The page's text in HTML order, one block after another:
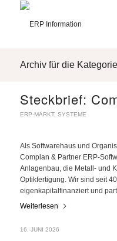
Archiv für die
Steckbrief:
ERP-MARKT, SYSTEME
Als Softwarehaus und
Complan & Partner ERP-
Anlagenbau, die Metall- und
Optikfertigung. Wir sind seit
eigenkapitalfinanziert und
Weiterlesen
16. JUNI 2026